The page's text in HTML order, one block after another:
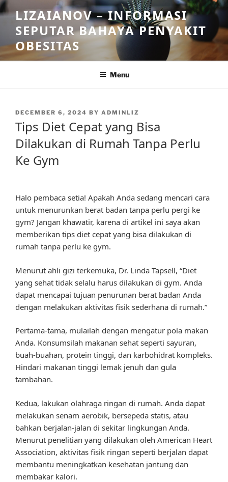
Skip
to
content
LIZAIANOV – INFORMASI
SEPUTAR BAHAYA PENYAKIT
OBESITAS
Menu
POSTED
ON
DECEMBER 6, 2024 BY ADMINLIZ
Tips Diet Cepat yang Bisa
Dilakukan di Rumah Tanpa Perlu
Ke Gym
Halo pembaca setia! Apakah Anda sedang mencari cara
untuk menurunkan berat badan tanpa perlu pergi ke
gym? Jangan khawatir, karena di artikel ini saya akan
memberikan tips diet cepat yang bisa dilakukan di
rumah tanpa perlu ke gym.
Menurut ahli gizi terkemuka, Dr. Linda Tapsell, “Diet
yang sehat tidak selalu harus dilakukan di gym. Anda
dapat mencapai tujuan penurunan berat badan Anda
dengan melakukan aktivitas fisik sederhana di rumah.”
Pertama-tama, mulailah dengan mengatur pola makan
Anda. Konsumsilah makanan sehat seperti sayuran,
buah-buahan, protein tinggi, dan karbohidrat kompleks.
Hindari makanan tinggi lemak jenuh dan gula
tambahan.
Kedua, lakukan olahraga ringan di rumah. Anda dapat
melakukan senam aerobik, bersepeda statis, atau
bahkan berjalan-jalan di sekitar lingkungan Anda.
Menurut penelitian yang dilakukan oleh American Heart
Association, aktivitas fisik ringan seperti berjalan dapat
membantu meningkatkan kesehatan jantung dan
membakar kalori.